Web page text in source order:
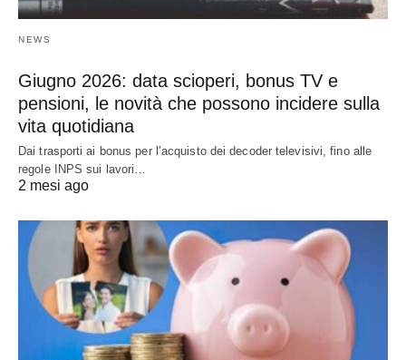
NEWS
Giugno 2026: data scioperi, bonus TV e
pensioni, le novità che possono incidere sulla
vita quotidiana
Dai trasporti ai bonus per l’acquisto dei decoder televisivi, fino alle
regole INPS sui lavori…
2 mesi ago